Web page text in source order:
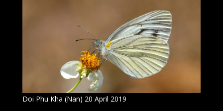
Doi Phu Kha (Nan) 20 April 2019